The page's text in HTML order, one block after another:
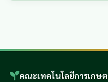
คณะเทคโนโลยีการเกษ